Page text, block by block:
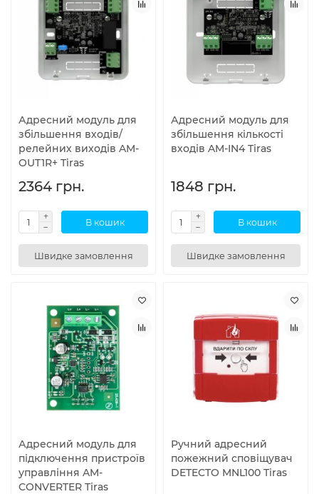
Адресний модуль для
збільшення входів/
релейних виходів AM-
OUT1R+ Tiras
2364 грн.
В кошик
Швидке замовлення
Адресний модуль для
збільшення кількості
входів AM-IN4 Tiras
1848 грн.
В кошик
Швидке замовлення
Адресний модуль для
підключення пристроїв
управління AM-
CONVERTER Tiras
Ручний адресний
пожежний сповіщувач
DETECTO MNL100 Tiras